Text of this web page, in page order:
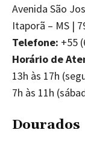
Avenida São
Itaporã – MS |
Telefone: +55
Horário de
13h às 17h
7h às 11h
Dourados